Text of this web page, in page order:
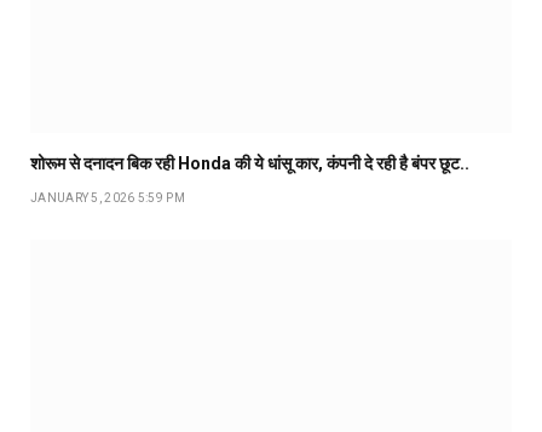
शोरूम से दनादन बिक रही Honda की ये धांसू कार, कंपनी दे रही है बंपर छूट..
JANUARY 5, 2026 5:59 PM